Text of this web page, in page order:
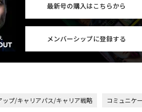
最新号の購入はこちらから
メンバーシップに登録する
ップ/キャリアパス/キャリア戦略 コミュニケ